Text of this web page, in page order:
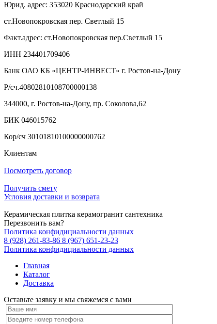
Юрид. адрес: 353020 Краснодарский край
ст.Новопокровская пер. Светлый 15
Факт.адрес: ст.Новопокровская пер.Светлый 15
ИНН 234401709406
Банк ОАО КБ «ЦЕНТР-ИНВЕСТ» г. Ростов-на-Дону
Р/сч.40802810108700000138
344000, г. Ростов-на-Дону, пр. Соколова,62
БИК 046015762
Кор/сч 30101810100000000762
Клиентам
Посмотреть договор
Получить смету
Условия доставки и возврата
Керамическая плитка керамогранит сантехника
Перезвонить вам?
Политика конфидициальности данных
8 (928) 261-83-86 8 (967) 651-23-23
Политика конфидициальности данных
Главная
Каталог
Доставка
Оставьте заявку и мы свяжемся с вами